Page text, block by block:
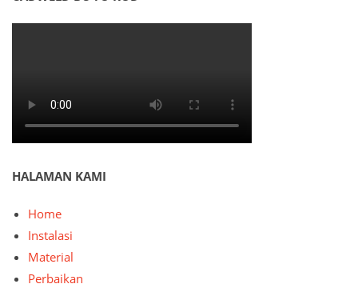
HALAMAN KAMI
Home
Instalasi
Material
Perbaikan